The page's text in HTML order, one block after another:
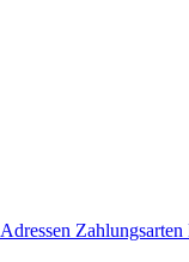
Adressen Zahlungsarten